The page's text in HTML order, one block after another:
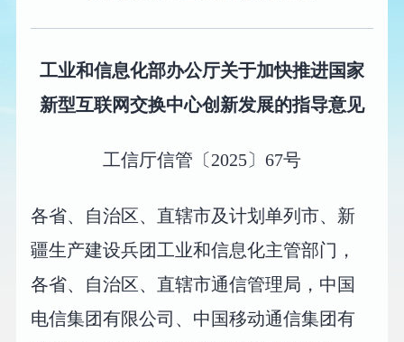
工业和信息化部办公厅关于加快推进国家
新型互联网交换中心创新发展的指导意见
工信厅信管〔2025〕67号
各省、自治区、直辖市及计划单列市、新
疆生产建设兵团工业和信息化主管部门，
各省、自治区、直辖市通信管理局，中国
电信集团有限公司、中国移动通信集团有